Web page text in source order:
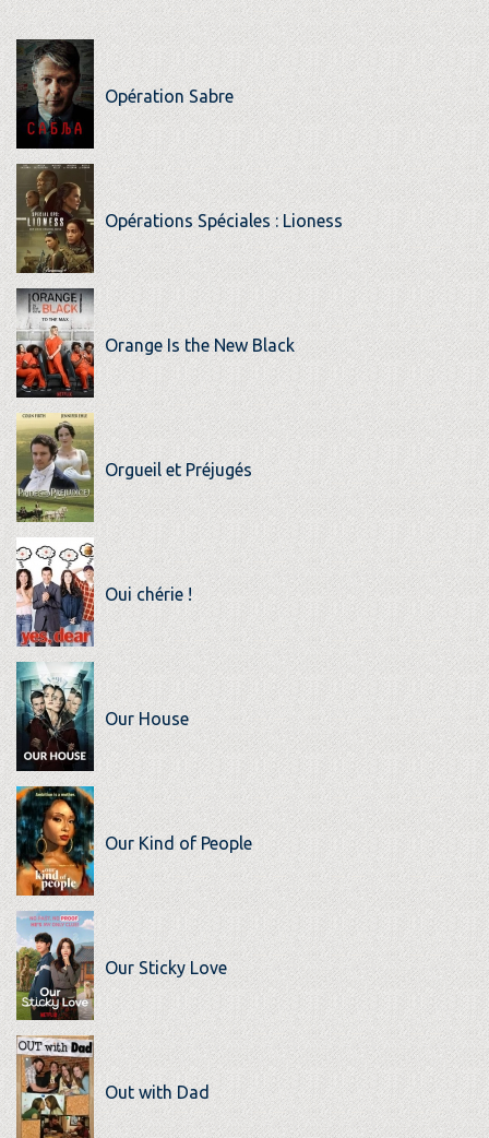
Opération Sabre
Opérations Spéciales : Lioness
Orange Is the New Black
Orgueil et Préjugés
Oui chérie !
Our House
Our Kind of People
Our Sticky Love
Out with Dad